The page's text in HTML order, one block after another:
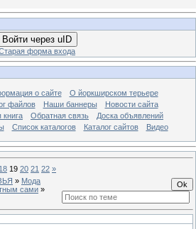
Войти через uID
форма входа
о сайте
О йоркширском терьере
файлов Наши баннеры
Новости сайта
книга Обратная связь
Доска объявлений
Список каталогов Каталог сайтов Видео
18 19 20 21 22 »
» Мода
сами »